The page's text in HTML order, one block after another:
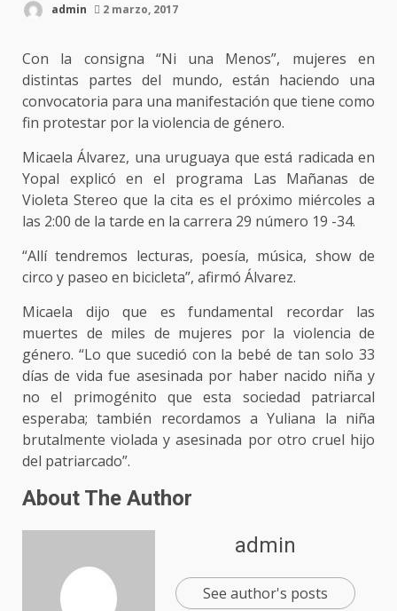
admin 2 marzo, 2017
Con la consigna “Ni una Menos”, mujeres en
distintas partes del mundo, están haciendo una
convocatoria para una manifestación que tiene como
fin protestar por la violencia de género.
Micaela Álvarez, una uruguaya que está radicada en
Yopal explicó en el programa Las Mañanas de
Violeta Stereo que la cita es el próximo miércoles a
las 2:00 de la tarde en la carrera 29 número 19 -34.
“Allí tendremos lecturas, poesía, música, show de
circo y paseo en bicicleta”, afirmó Álvarez.
Micaela dijo que es fundamental recordar las
muertes de miles de mujeres por la violencia de
género. “Lo que sucedió con la bebé de tan solo 33
días de vida fue asesinada por haber nacido niña y
no el primogénito que esta sociedad patriarcal
esperaba; también recordamos a Yuliana la niña
brutalmente violada y asesinada por otro cruel hijo
del patriarcado”.
About The Author
admin
See author's posts